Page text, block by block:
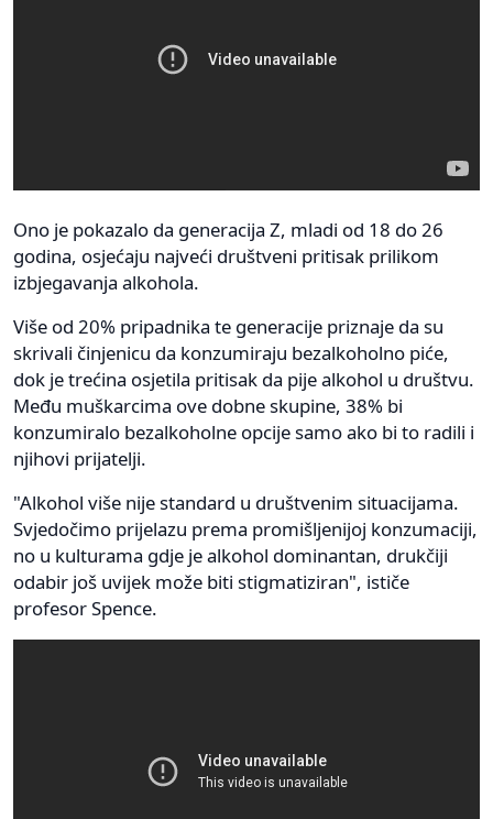
Ono je pokazalo da generacija Z, mladi od 18 do 26
godina, osjećaju najveći društveni pritisak prilikom
izbjegavanja alkohola.
Više od 20% pripadnika te generacije priznaje da su
skrivali činjenicu da konzumiraju bezalkoholno piće,
dok je trećina osjetila pritisak da pije alkohol u društvu.
Među muškarcima ove dobne skupine, 38% bi
konzumiralo bezalkoholne opcije samo ako bi to radili i
njihovi prijatelji.
"Alkohol više nije standard u društvenim situacijama.
Svjedočimo prijelazu prema promišljenijoj konzumaciji,
no u kulturama gdje je alkohol dominantan, drukčiji
odabir još uvijek može biti stigmatiziran", ističe
profesor Spence.